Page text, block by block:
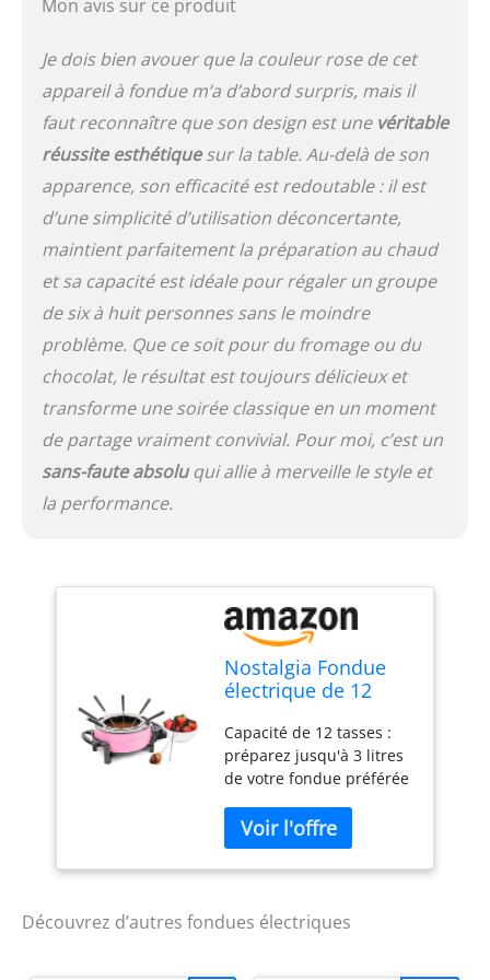
Mon avis sur ce produit
Je dois bien avouer que la couleur rose de cet
appareil à fondue m’a d’abord surpris, mais il
faut reconnaître que son design est une véritable
réussite esthétiquesur la table. Au-delà de son
apparence, son efficacité est redoutable : il est
d’une simplicité d’utilisation déconcertante,
maintient parfaitement la préparation au chaud
et sa capacité est idéale pour régaler un groupe
de six à huit personnes sans le moindre
problème. Que ce soit pour du fromage ou du
chocolat, le résultat est toujours délicieux et
transforme une soirée classique en un moment
de partage vraiment convivial. Pour moi, c’est un
sans-faute absoluqui allie à merveille le style et
la performance.
Nostalgia Fondue
électrique de 12
de la température
réglable, 8
fourchettes à code
couleur, poignées
froides au toucher,
parfait pour le
chocolat, le
caramel, rose
Capacité de 12 tasses :
préparez jusqu'à 3 litres
de votre fondue préférée
tout événement spécial à
partager avec vos amis et
votre famille FONDUE
pas la fondue ? C'est
toujours un style
Découvrez d’autres fondues électriques